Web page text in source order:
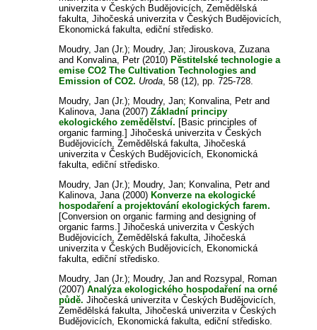
univerzita v Českých Budějovicích, Zemědělská
fakulta, Jihočeská univerzita v Českých Budějovicích,
Ekonomická fakulta, ediční středisko.
Moudry, Jan (Jr.); Moudry, Jan;Jirouskova, Zuzana
and Konvalina, Petr(2010) Pěstitelské technologie a
emise CO2 The Cultivation Technologies and
Emission of CO2. Uroda, 58 (12), pp. 725-728.
Moudry, Jan (Jr.); Moudry, Jan; Konvalina, Petrand
Kalinova, Jana(2007)Základní principy
ekologického zemědělství. [Basic principles of
organic farming.] Jihočeská univerzita v Českých
Budějovicích, Zemědělská fakulta, Jihočeská
univerzita v Českých Budějovicích, Ekonomická
fakulta, ediční středisko.
Moudry, Jan (Jr.); Moudry, Jan; Konvalina, Petrand
Kalinova, Jana(2000) Konverze na ekologické
hospodaření a projektování ekologických farem.
[Conversion on organic farming and designing of
organic farms.] Jihočeská univerzita v Českých
Budějovicích, Zemědělská fakulta, Jihočeská
univerzita v Českých Budějovicích, Ekonomická
fakulta, ediční středisko.
Moudry, Jan (Jr.); Moudry, Jan and Rozsypal, Roman
(2007)Analýza ekologického hospodaření na orné
půdě. Jihočeská univerzita v Českých Budějovicích,
Zemědělská fakulta, Jihočeská univerzita v Českých
Budějovicích, Ekonomická fakulta, ediční středisko.